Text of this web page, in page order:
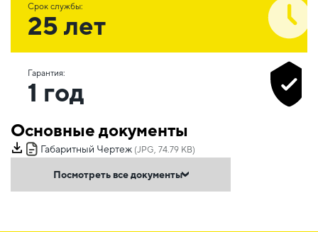
Срок службы:
25 лет
Гарантия:
1 год
Основные документы
Габаритный Чертеж (JPG, 74.79 KB)
Посмотреть все документы